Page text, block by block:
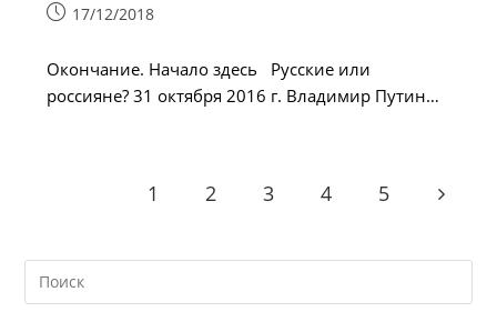
Запись17/12/2018
Окончание. Начало здесь Русские или
россияне? 31 октября 2016 г. Владимир Путин…
1 2 3 4 5 Go to
Search
this